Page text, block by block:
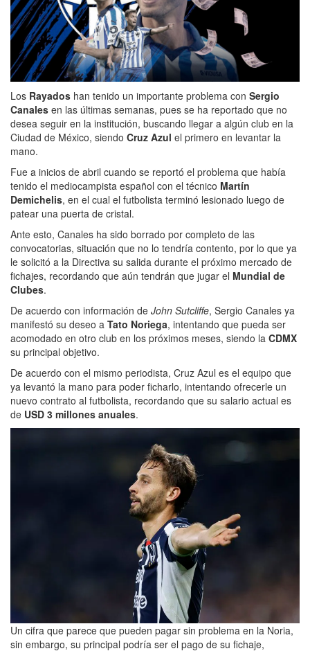
Los Rayados han tenido un importante problema con Sergio
Canales en las últimas semanas, pues se ha reportado que no
desea seguir en la institución, buscando llegar a algún club en la
Ciudad de México, siendo Cruz Azul el primero en levantar la
mano.
Fue a inicios de abril cuando se reportó el problema que había
tenido el mediocampista español con el técnico Martín
Demichelis, en el cual el futbolista terminó lesionado luego de
patear una puerta de cristal.
Ante esto, Canales ha sido borrado por completo de las
convocatorias, situación que no lo tendría contento, por lo que ya
le solicitó a la Directiva su salida durante el próximo mercado de
fichajes, recordando que aún tendrán que jugar el Mundial de
Clubes.
De acuerdo con información de John Sutcliffe, Sergio Canales ya
manifestó su deseo a Tato Noriega, intentando que pueda ser
acomodado en otro club en los próximos meses, siendo la CDMX
su principal objetivo.
De acuerdo con el mismo periodista, Cruz Azul es el equipo que
ya levantó la mano para poder ficharlo, intentando ofrecerle un
nuevo contrato al futbolista, recordando que su salario actual es
de USD 3 millones anuales.
Un cifra que parece que pueden pagar sin problema en la Noria,
sin embargo, su principal podría ser el pago de su fichaje,